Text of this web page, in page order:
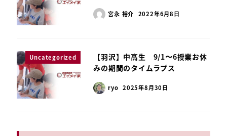
宮永 裕介 2022年6月8日
Uncategorized
【羽沢】中高生 9/1〜6授業お休
みの期間のタイムラプス
ryo 2025年8月30日